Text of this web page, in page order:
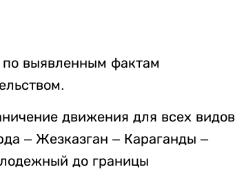
выявленным фактам
движения для всех видов
– Жезказган – Караганды –
до границы